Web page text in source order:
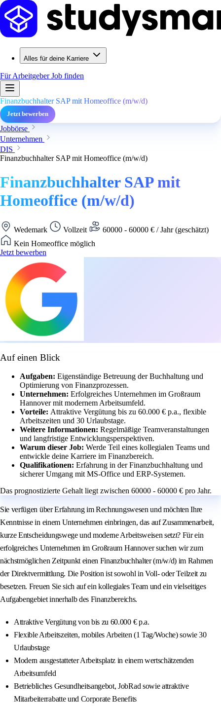
Alles für deine Karriere
Für ArbeitgeberJob finden
Finanzbuchhalter SAP mit Homeoffice (m/w/d)
Jetzt bewerben
Jobbörse
Unternehmen
DIS
Finanzbuchhalter SAP mit Homeoffice (m/w/d)
Finanzbuchhalter SAP mit
Homeoffice (m/w/d)
Wedemark Vollzeit
60000 - 60000 € / Jahr (geschätzt)
Kein Homeoffice möglich
Jetzt bewerben
Auf einen Blick
Aufgaben: Eigenständige Betreuung der Buchhaltung und
Optimierung von Finanzprozessen.
Unternehmen: Erfolgreiches Unternehmen im Großraum
Hannover mit modernem Arbeitsumfeld.
Vorteile: Attraktive Vergütung bis zu 60.000 € p.a., flexible
Arbeitszeiten und 30 Urlaubstage.
Weitere Informationen: Regelmäßige Teamveranstaltungen
und langfristige Entwicklungsperspektiven.
Warum dieser Job: Werde Teil eines kollegialen Teams und
entwickle deine Karriere im Finanzbereich.
Qualifikationen: Erfahrung in der Finanzbuchhaltung und
sicherer Umgang mit MS-Office und ERP-Systemen.
Das prognostizierte Gehalt liegt zwischen 60000 - 60000 € pro Jahr.
Sie verfügen über Erfahrung im Rechnungswesen und möchten Ihre
Kenntnisse in einem Unternehmen einbringen, das auf Zusammenarbeit,
kurze Entscheidungswege und moderne Arbeitsweisen setzt? Für ein
erfolgreiches Unternehmen im Großraum Hannover suchen wir zum
nächstmöglichen Zeitpunkt einen Finanzbuchhalter (m/w/d) im Rahmen
der Direktvermittlung. Die Position ist sowohl in Voll- oder Teilzeit zu
besetzen. Freuen Sie sich auf ein kollegiales Team und ein vielseitiges
Aufgabengebiet innerhalb des Finanzbereichs.
Attraktive Vergütung von bis zu 60.000 € p.a.
Flexible Arbeitszeiten, mobiles Arbeiten (1 Tag/Woche) sowie 30
Urlaubstage
Modern ausgestatteter Arbeitsplatz in einem wertschätzenden
Arbeitsumfeld
Betriebliches Gesundheitsangebot, JobRad sowie attraktive
Mitarbeiterrabatte und Corporate Benefits